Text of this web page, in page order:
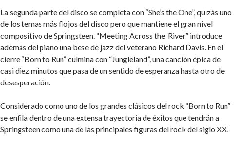
La segunda parte del disco se completa con “She’s the One”, quizás uno
de los temas más flojos del disco pero que mantiene el gran nivel
compositivo de Springsteen. “Meeting Across the River” introduce
además del piano una bese de jazz del veterano Richard Davis. En el
cierre “Born to Run” culmina con “Jungleland”, una canción épica de
casi diez minutos que pasa de un sentido de esperanza hasta otro de
desesperación.
Considerado como uno de los grandes clásicos del rock “Born to Run”
se enfila dentro de una extensa trayectoria de éxitos que tendrán a
Springsteen como una de las principales figuras del rock del siglo XX.